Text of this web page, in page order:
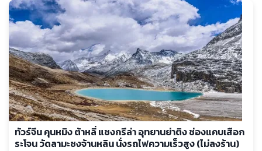
ทัวร์จีน คุนหมิง ต้าหลี่ แชงกรีล่า อุทยานย่าติง ช่องแคบเสือก
ระโจน วัดลามะซงจ้านหลิน นั่งรถไฟความเร็วสูง (ไม่ลงร้าน)